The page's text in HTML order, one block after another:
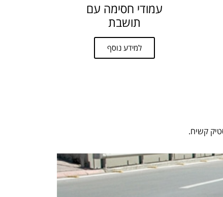
עמודי חסימה עם
תושבת
למידע נוסף
קשיח.